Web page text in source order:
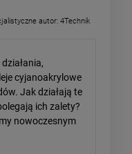
autor: 4Technik
cyjanoakrylowe
Jak działają te
ich zalety?
nowoczesnym